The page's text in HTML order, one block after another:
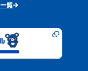
覧